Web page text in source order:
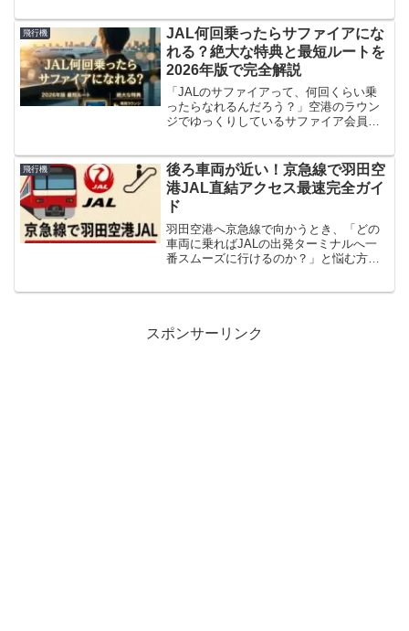
説します。
飛行機
JAL何回乗ったらサファイアにな
れる？絶大な特典と最短ルートを
2026年版で完全解説
「JALのサファイアって、何回くらい乗
ったらなれるんだろう？」空港のラウン
ジでゆっくりしているサファイア会員を
特別な人だけの話」だと思っていまし
た。でも調べてみると、条件...
飛行機
後ろ車両が近い！京急線で羽田空
港JAL直結アクセス最速完全ガイ
ド
羽田空港へ京急線で向かうとき、「どの
車両に乗ればJALの出発ターミナルへ一
番スムーズに行けるのか？」と悩む方は
スポンサーリンク